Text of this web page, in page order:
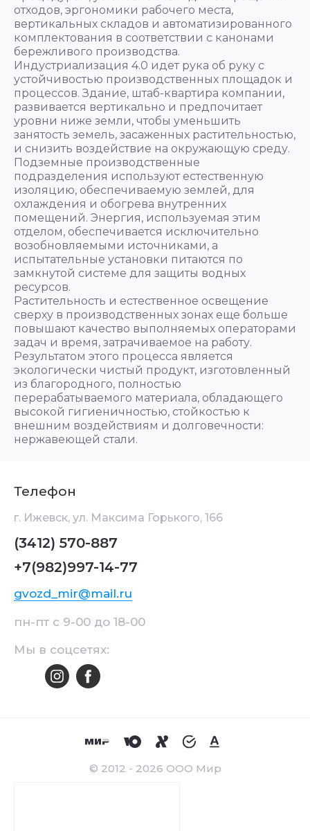
отходов, эргономики рабочего места,
вертикальных складов и автоматизированного
комплектования в соответствии с канонами
бережливого производства.
Индустриализация 4.0 идет рука об руку с
устойчивостью производственных площадок и
процессов. Здание, штаб-квартира компании,
развивается вертикально и предпочитает
уровни ниже земли, чтобы уменьшить
занятость земель, засаженных растительностью,
и снизить воздействие на окружающую среду.
Подземные производственные
подразделения используют естественную
изоляцию, обеспечиваемую землей, для
охлаждения и обогрева внутренних
помещений. Энергия, используемая этим
отделом, обеспечивается исключительно
возобновляемыми источниками, а
испытательные установки питаются по
замкнутой системе для защиты водных
ресурсов.
Растительность и естественное освещение
сверху в производственных зонах еще больше
повышают качество выполняемых операторами
задач и время, затрачиваемое на работу.
Результатом этого процесса является
экологически чистый продукт, изготовленный
из благородного, полностью
перерабатываемого материала, обладающего
высокой гигиеничностью, стойкостью к
внешним воздействиям и долговечности:
нержавеющей стали.
Телефон
г. Ижевск, ул. Максима Горького, 166
(3412) 570-887
+7(982)997-14-77
gvozd_mir@mail.ru
пн-пт с 9-00 до 18-00
Мы в соцсетях:
© 2012 - 2026 ООО Мир